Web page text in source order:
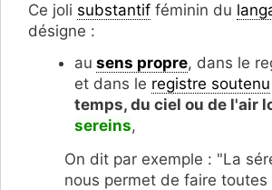
Ce joli substantif féminin du
désigne :
au sens propre, dans le
et dans le registre soutenu
temps, du ciel ou de l'air
sereins,
On dit par exemple : "La
nous permet de faire